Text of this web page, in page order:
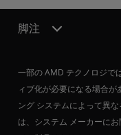
脚注
一部の AMD テクノロジで
ィブ化が必要になる場合
ング システムによって異
は、システム メーカーに